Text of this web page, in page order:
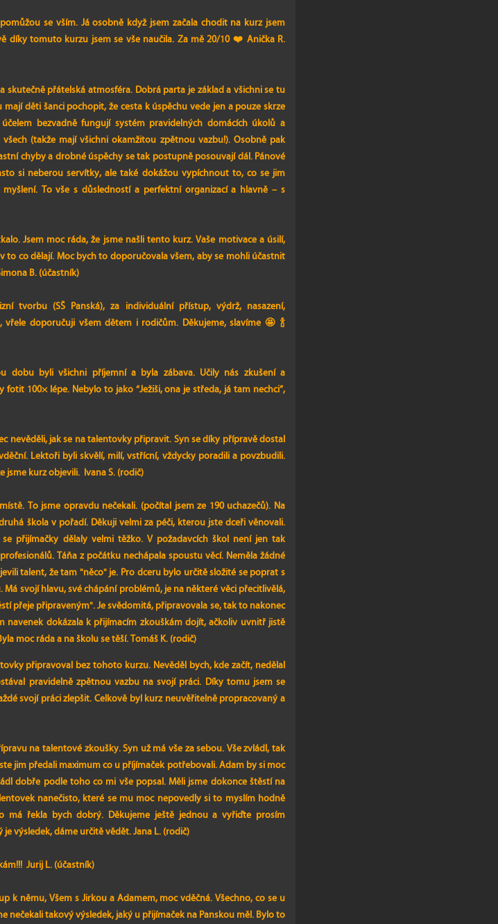
se vším. Já osobně když jsem začala chodit na kurz jsem
díky tomuto kurzu jsem se vše naučila. Za mě 20/10 ❤️ Anička R.
přátelská atmosféra. Dobrá parta je základ a všichni se tu
děti šanci pochopit, že cesta k úspěchu vede jen a pouze skrze
bezvadně fungují systém pravidelných domácích úkolů a
(takže mají všichni okamžitou zpětnou vazbu!). Osobně pak
chyby a drobné úspěchy se tak postupně posouvají dál. Pánové
si neberou servítky, ale také dokážou vypíchnout to, co se jim
To vše s důsledností a perfektní organizací a hlavně – s
Jsem moc ráda, že jsme našli tento kurz. Vaše motivace a úsilí,
co dělají. Moc bych to doporučovala všem, aby se mohli účastnit
B. (účastník)
tvorbu (SŠ Panská), za individuální přístup, výdrž, nasazení,
doporučuji všem dětem i rodičům. Děkujeme, slavíme 🤩 🍾
dobu byli všichni příjemní a byla zábava. Učily nás zkušení a
100× lépe. Nebylo to jako “Ježiši, ona je středa, já tam nechci”,
nevěděli, jak se na talentovky připravit. Syn se díky přípravě dostal
Lektoři byli skvělí, milí, vstřícní, vždycky poradili a povzbudili.
jsme kurz objevili. Ivana S. (rodič)
To jsme opravdu nečekali. (počítal jsem ze 190 uchazečů). Na
škola v pořadí. Děkuji velmi za péči, kterou jste dceři věnovali.
přijímačky dělaly velmi těžko. V požadavcích škol není jen tak
Táňa z počátku nechápala spoustu věcí. Neměla žádné
talent, že tam "něco" je. Pro dceru bylo určitě složité se poprat s
svojí hlavu, své chápání problémů, je na některé věci přecitlivělá,
přeje připraveným". Je svědomitá, připravovala se, tak to nakonec
navenek dokázala k přijímacím zkouškám dojít, ačkoliv uvnitř jistě
moc ráda a na školu se těší. Tomáš K. (rodič)
připravoval bez tohoto kurzu. Nevěděl bych, kde začít, nedělal
pravidelně zpětnou vazbu na svojí práci. Díky tomu jsem se
svojí práci zlepšit. Celkově byl kurz neuvěřitelně propracovaný a
na talentové zkoušky. Syn už má vše za sebou. Vše zvládl, tak
jim předali maximum co u příjímaček potřebovali. Adam by si moc
dobře podle toho co mi vše popsal. Měli jsme dokonce štěstí na
nanečisto, které se mu moc nepovedly si to myslím hodně
má řekla bych dobrý. Děkujeme ještě jednou a vyřiďte prosím
výsledek, dáme určitě vědět. Jana L. (rodič)
Jurij L. (účastník)
k němu, Všem s Jirkou a Adamem, moc vděčná. Všechno, co se u
nečekali takový výsledek, jaký u přijímaček na Panskou měl. Bylo to